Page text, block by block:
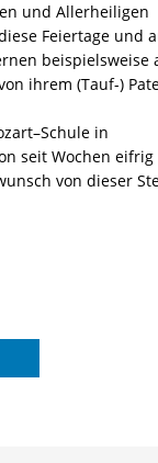
und Allerheiligen
Feiertage und
beispielsweise
ihrem (Tauf-)
in
seit Wochen
von dieser